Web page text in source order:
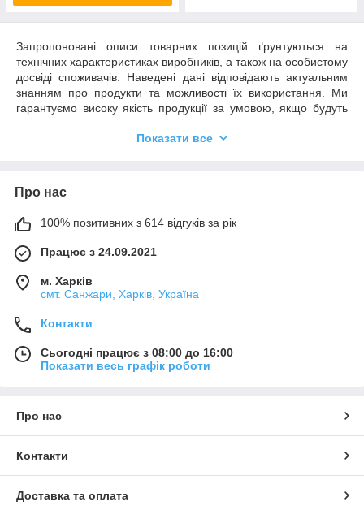
Запропоновані описи товарних позицій ґрунтуються на
технічних характеристиках виробників, а також на особистому
досвіді споживачів. Наведені дані відповідають актуальним
знанням про продукти та можливості їх використання. Ми
гарантуємо високу якість продукції за умовою, якщо будуть
Необхідним є пробне тестування обраного продукту у зв'язку
застосування продуктів, якщо на кінцевий результат мали
вплив фактори, що знаходяться поза зоною нашого
контролю.
Показати все
Про нас
100% позитивних з 614 відгуків за рік
Працює з 24.09.2021
м. Харків
смт. Санжари, Харків, Україна
Контакти
Сьогодні працює з 08:00 до 16:00
Показати весь графік роботи
Про нас
Контакти
Доставка та оплата